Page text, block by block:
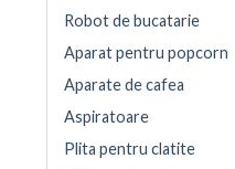
Robot de bucatarie
Aparat pentru popcorn
Aparate de cafea
Aspiratoare
Plita pentru clatite